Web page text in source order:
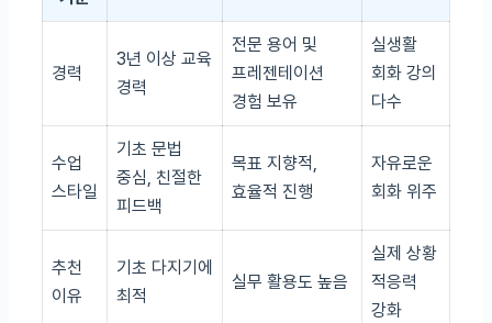
경력
3년 이상 교육
경력
전문 용어 및
프레젠테이션
경험 보유
실생활
회화 강의
다수
수업
스타일
기초 문법
중심, 친절한
피드백
목표 지향적,
효율적 진행
자유로운
회화 위주
추천
이유
기초 다지기에
최적
실무 활용도 높음
실제 상황
적응력
강화